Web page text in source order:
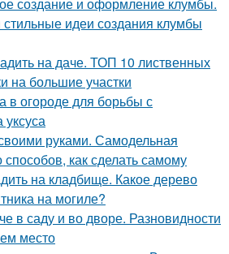
идеи создания клумбы
на даче. ТОП 10 лиственных
на большие участки
в огороде для борьбы с
руками. Самодельная
как сделать самому
на кладбище. Какое дерево
на могиле?
в саду и во дворе. Разновидности
место